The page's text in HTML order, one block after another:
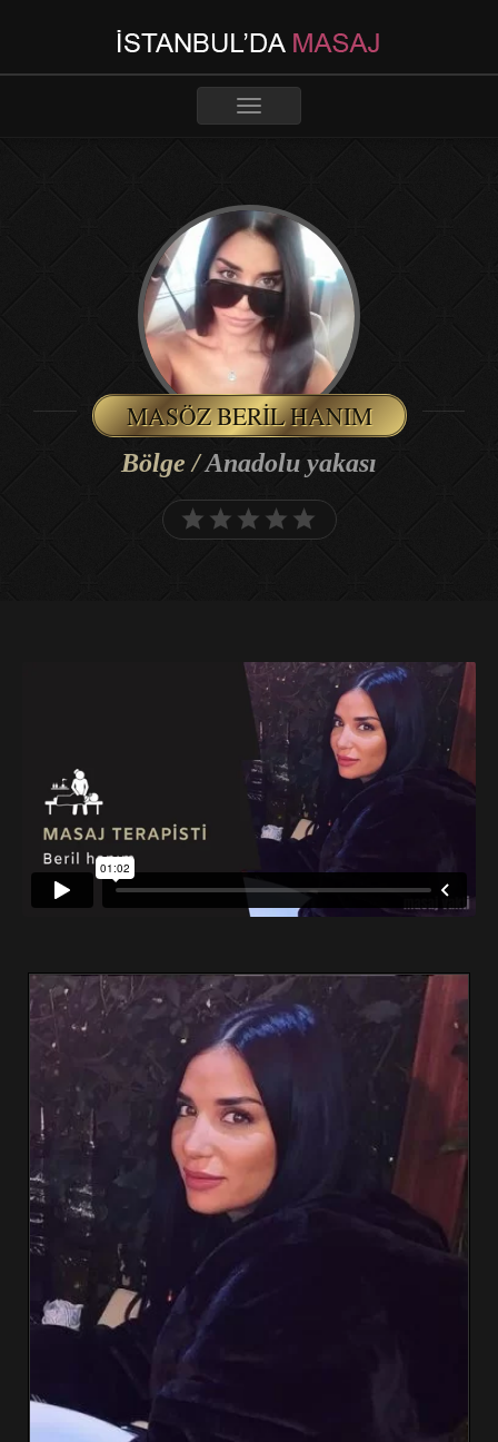
Toggle
MASÖZ BERIL HANIM
Bölge /Anadolu yakası